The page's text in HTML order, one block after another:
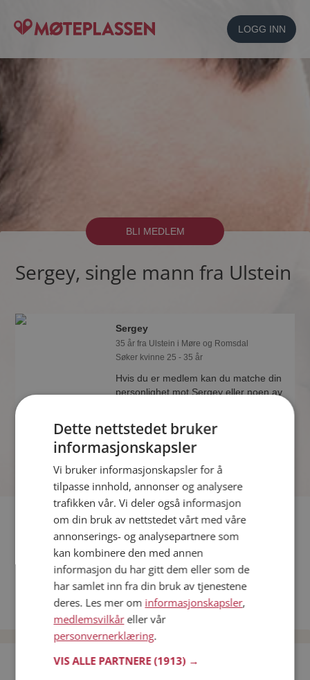
LOGG INN
BLI MEDLEM
Sergey, single mann fra Ulstein
Sergey
35 år fra Ulstein i Møre og Romsdal
Søker kvinne 25 - 35 år
Hvis du er medlem kan du matche din
personlighet mot Sergey eller noen av
Fler single
Flere singlemenn fra Ulstein :Jon Andre,Rune
Kvinner fra Ulstein
Date kvinner i Norge
Date menn i Norge
Bli medlem gratis!
Dette nettstedet bruker
informasjonskapsler
Vi bruker informasjonskapsler for å
tilpasse innhold, annonser og analysere
trafikken vår. Vi deler også informasjon
om din bruk av nettstedet vårt med våre
annonserings- og analysepartnere som
kan kombinere den med annen
informasjon du har gitt dem eller som de
har samlet inn fra din bruk av tjenestene
deres. Les mer om informasjonskapsler,
medlemsvilkåreller vår
personvernerklæring.
VIS ALLE PARTNERE(1913) →